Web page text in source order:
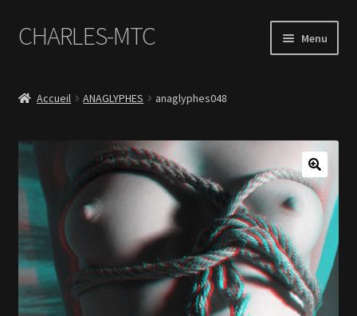
Aller
à
navigation
Aller
au
CHARLES-MTC Menu
Le Book Portfolio
Contact
Accueil ANAGLYPHES anaglyphes048